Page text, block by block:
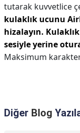
tutarak kuvvetlice
kulaklık ucunu
hizalayın.
sesiyle yerine
Maksimum karakter
Diğer Blog